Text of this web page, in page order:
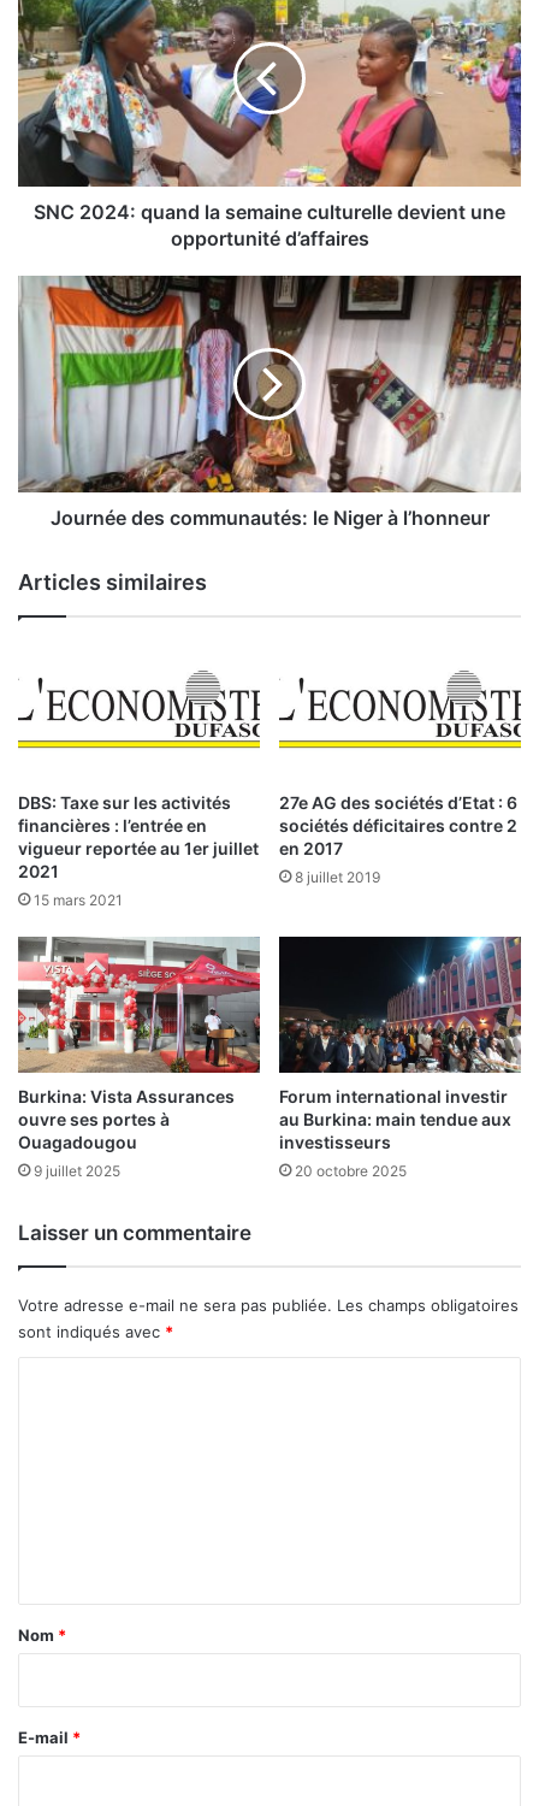
N
C
2
0
4
q
l
n
l
t
l
l
d
e
v
i
e
t
u
n
e
o
p
p
o
r
t
n
i
t
é
SNC 2024: quand la semaine culturelle devient une
opportunité d’affaires
o
e
m
m
u
t
s
:
l
e
N
g
e
r
à
l
’
h
o
n
n
u
Journée des communautés: le Niger à l’honneur
Articles similaires
DBS: Taxe sur les activités
financières : l’entrée en
vigueur reportée au 1er juillet
2021
15 mars 2021
27e AG des sociétés d’Etat : 6
sociétés déficitaires contre 2
en 2017
8 juillet 2019
Burkina: Vista Assurances
ouvre ses portes à
Ouagadougou
9 juillet 2025
Forum international investir
au Burkina: main tendue aux
investisseurs
20 octobre 2025
Laisser un commentaire
Votre adresse e-mail ne sera pas publiée. Les champs obligatoires
sont indiqués avec *
a
e
Nom *
E-mail *